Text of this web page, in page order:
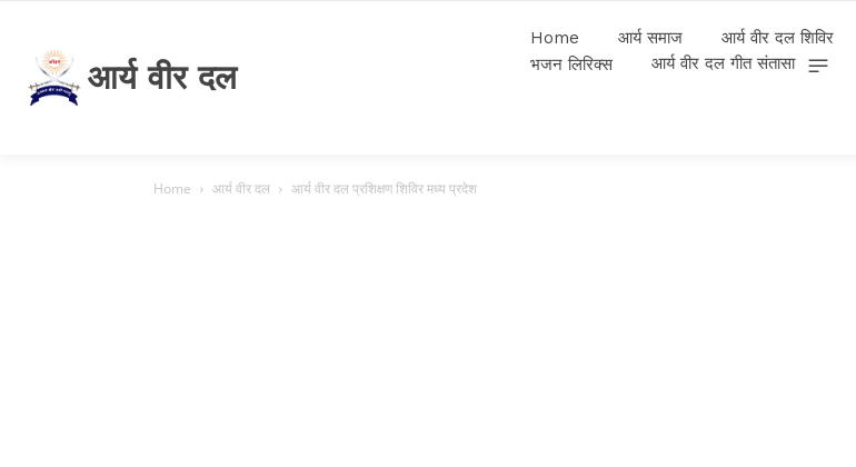
आर्य वीर दल
Home आर्य समाज आर्य वीर दल शिविर
भजन लिरिक्स
आर्य वीर दल गीत संतासा
Home आर्य वीर दल आर्य वीर दल प्रशिक्षण शिविर मध्य प्रदेश